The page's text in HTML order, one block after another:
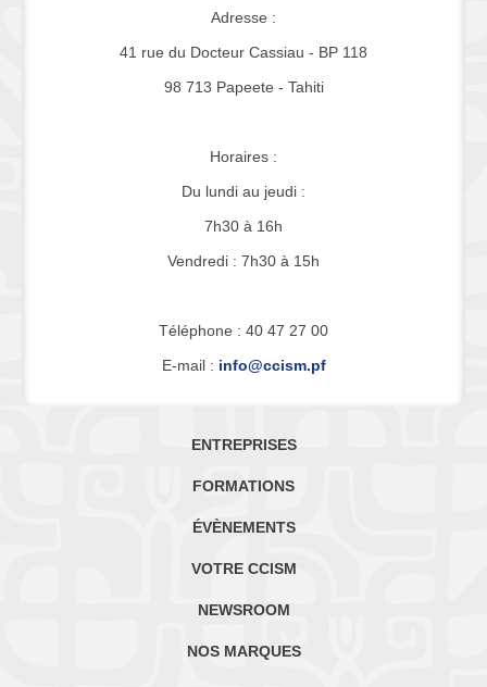
Adresse :
41 rue du Docteur Cassiau - BP 118
98 713 Papeete - Tahiti
Horaires :
Du lundi au jeudi :
7h30 à 16h
Vendredi : 7h30 à 15h
Téléphone : 40 47 27 00
E-mail : info@ccism.pf
ENTREPRISES
FORMATIONS
ÉVÈNEMENTS
VOTRE CCISM
NEWSROOM
NOS MARQUES